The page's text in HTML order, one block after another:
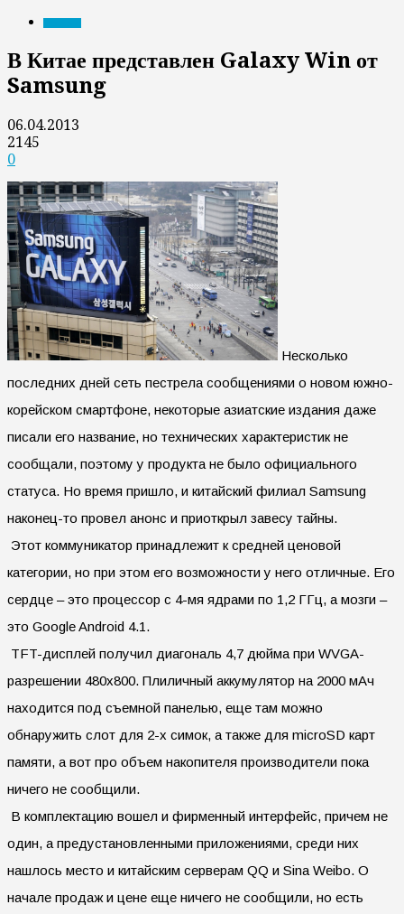
В Китае представлен Galaxy Win от
Samsung
06.04.2013
2145
0
Несколько
последних дней сеть пестрела сообщениями о новом южно-
корейском смартфоне, некоторые азиатские издания даже
писали его название, но технических характеристик не
сообщали, поэтому у продукта не было официального
статуса. Но время пришло, и китайский филиал Samsung
наконец-то провел анонс и приоткрыл завесу тайны.
Этот коммуникатор принадлежит к средней ценовой
категории, но при этом его возможности у него отличные. Его
сердце – это процессор с 4-мя ядрами по 1,2 ГГц, а мозги –
это Google Android 4.1.
TFT-дисплей получил диагональ 4,7 дюйма при WVGA-
разрешении 480х800. Плиличный аккумулятор на 2000 мАч
находится под съемной панелью, еще там можно
обнаружить слот для 2-х симок, а также для microSD карт
памяти, а вот про объем накопителя производители пока
ничего не сообщили.
В комплектацию вошел и фирменный интерфейс, причем не
один, а предустановленными приложениями, среди них
нашлось место и китайским серверам QQ и Sina Weibo. О
начале продаж и цене еще ничего не сообщили, но есть